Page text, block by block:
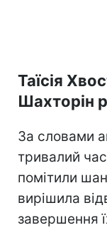
Таїсія
Шахторін
За словами
тривалий
помітили
вирішила
завершення